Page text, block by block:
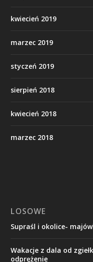
kwiecień 2019
marzec 2019
styczeń 2019
sierpień 2018
kwiecień 2018
marzec 2018
LOSOWE
Supraśl i okolice-
Wakacje z dala od
odprężenie